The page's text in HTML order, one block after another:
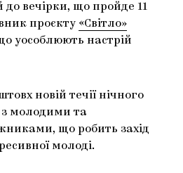
вечірки, що пройде 11
проєкту «Світло»
уособлюють настрій
новій течії нічного
з молодими та
що робить захід
молоді.